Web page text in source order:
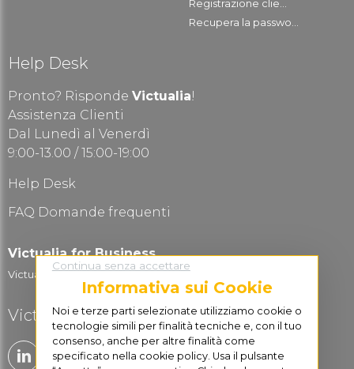
Registrazione clie...
Recupera la passwo...
Help Desk
Pronto? Risponde Victualia!
Assistenza Clienti
Dal Lunedì al Venerdì
9:00-13.00 / 15:00-19:00
Help Desk
FAQ Domande frequenti
Victualia for Business
Victualia Logistic...
Victualia è social
Continua senza accettare
Informativa sui Cookie
Noi e terze parti selezionate utilizziamo cookie o
tecnologie simili per finalità tecniche e, con il tuo
consenso, anche per altre finalità come
specificato nella cookie policy. Usa il pulsante